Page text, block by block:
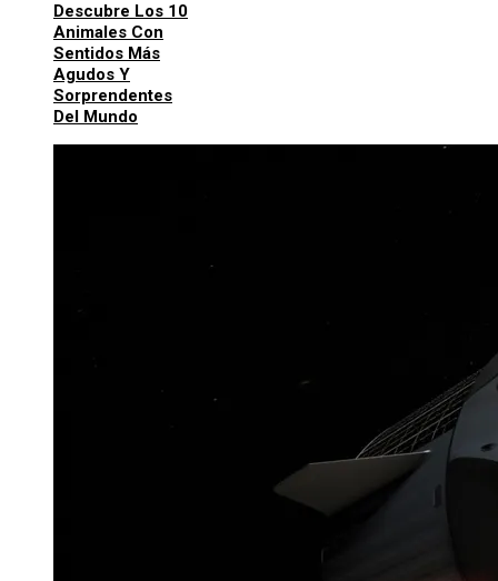
Descubre Los 10
Animales Con
Sentidos Más
Agudos Y
Sorprendentes
Del Mundo